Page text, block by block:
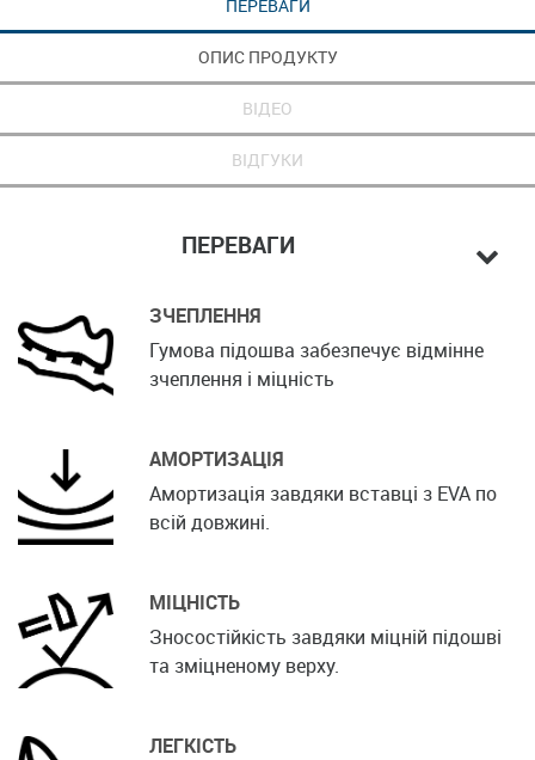
ПЕРЕВАГИ
ОПИС ПРОДУКТУ
ВІДЕО
ВІДГУКИ
ПЕРЕВАГИ
ЗЧЕПЛЕННЯ
Гумова підошва забезпечує відмінне
зчеплення і міцність
АМОРТИЗАЦІЯ
Амортизація завдяки вставці з EVA по
всій довжині.
МІЦНІСТЬ
Зносостійкість завдяки міцній підошві
та зміцненому верху.
ЛЕГКІСТЬ